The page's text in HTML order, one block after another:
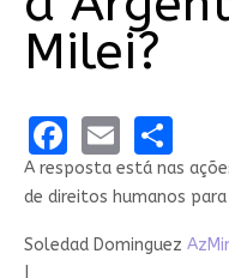
Milei?
Facebook
Email
A resposta está nas
de direitos humanos
Soledad Dominguez